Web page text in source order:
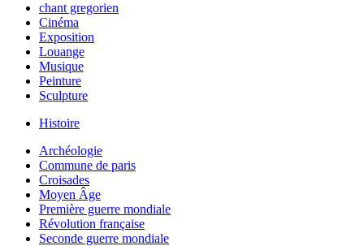
chant gregorien
Cinéma
Exposition
Louange
Musique
Peinture
Sculpture
Histoire
Archéologie
Commune de paris
Croisades
Moyen Âge
Première guerre mondiale
Révolution française
Seconde guerre mondiale